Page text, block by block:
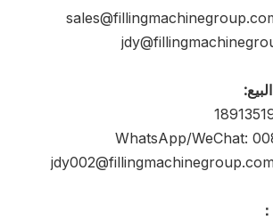
WhatsApp/WeChat:
jdy002@fillingmachinegroup.com